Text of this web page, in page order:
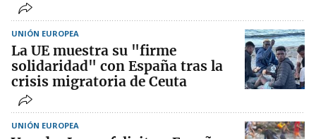
UNIÓN EUROPEA
La UE muestra su "firme
solidaridad" con España tras la
crisis migratoria de Ceuta
UNIÓN EUROPEA